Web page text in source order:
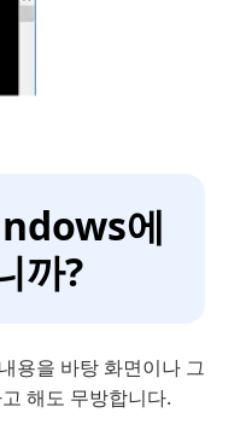
에
까?
용을 바탕 화면이나 그
해도 무방합니다.